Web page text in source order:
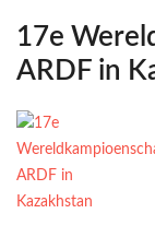
17e
ARDF in